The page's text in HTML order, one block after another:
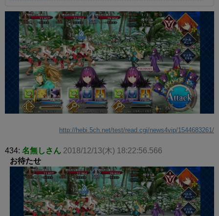
http://hebi.5ch.net/test/read.cgi/news4vip/1544683261/
434: 名無しさん 2018/12/13(木) 18:22:56.566
お待たせ